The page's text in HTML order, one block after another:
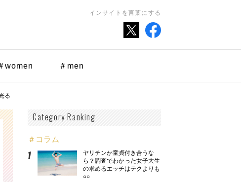
インサイトを言葉にする
women ＃men
る
Category Ranking
＃コラム
ヤリチンか童貞付き合うな
ら？調査でわかった女子大生
の求めるエッチはテクよりも
○○